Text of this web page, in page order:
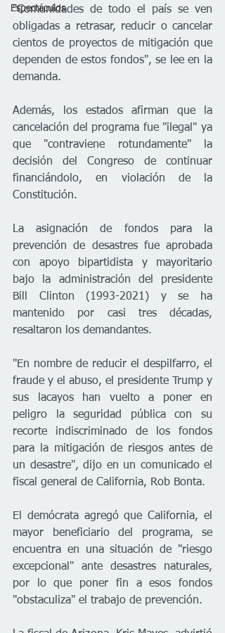
Espectáculos
"Comunidades de todo el país se ven
obligadas a retrasar, reducir o cancelar
cientos de proyectos de mitigación que
dependen de estos fondos", se lee en la
demanda.
Además, los estados afirman que la
cancelación del programa fue "ilegal" ya
que "contraviene rotundamente" la
decisión del Congreso de continuar
financiándolo, en violación de la
Constitución.
La asignación de fondos para la
prevención de desastres fue aprobada
con apoyo bipartidista y mayoritario
bajo la administración del presidente
Bill Clinton (1993-2021) y se ha
mantenido por casi tres décadas,
resaltaron los demandantes.
"En nombre de reducir el despilfarro, el
fraude y el abuso, el presidente Trump y
sus lacayos han vuelto a poner en
peligro la seguridad pública con su
recorte indiscriminado de los fondos
para la mitigación de riesgos antes de
un desastre", dijo en un comunicado el
fiscal general de California, Rob Bonta.
El demócrata agregó que California, el
mayor beneficiario del programa, se
encuentra en una situación de "riesgo
excepcional" ante desastres naturales,
por lo que poner fin a esos fondos
"obstaculiza" el trabajo de prevención.